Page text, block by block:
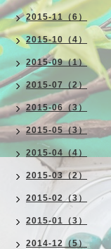
2015-11（6）
2015-10（4）
2015-09（1）
2015-07（2）
2015-06（3）
2015-05（3）
2015-04（4）
2015-03（2）
2015-02（3）
2015-01（3）
2014-12（5）